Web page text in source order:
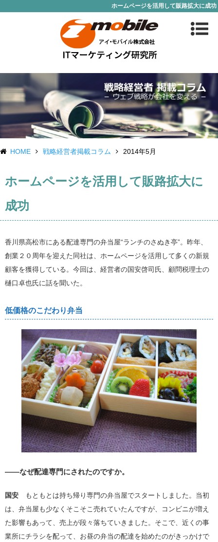
ホームページを活用して販路拡大に成功
HOME 戦略経営者掲載コラム 2014年5月
ホームページを活用して販路拡大に
成功
香川県高松市にある配達専門の弁当屋“ランチのさぬき亭”。昨年、
創業２０周年を迎えた同社は、ホームページを活用して多くの新規
顧客を獲得している。今回は、経営者の国安啓司氏、顧問税理士の
樋口卓也氏に話を聞いた。
低価格のこだわり弁当
――なぜ配達専門にされたのですか。
国安 もともとは持ち帰り専門の弁当屋でスタートしました。当初
は、弁当屋も少なくそこそこ売れていたんですが、コンビニが増え
た影響もあって、売上が段々落ちていきました。そこで、近くの事
業所にチラシを配って、お昼の弁当の配達を始めたのがきっかけで